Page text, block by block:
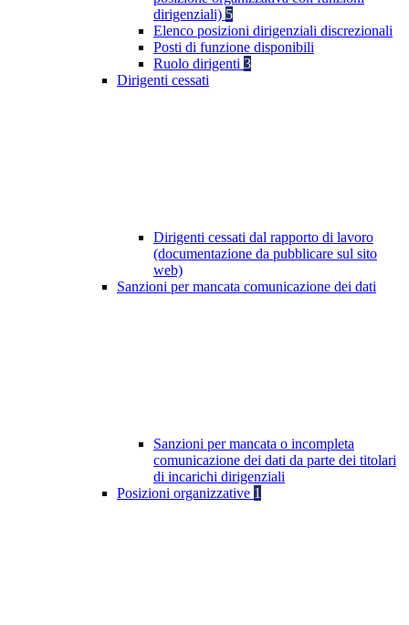
dirigenziali) 5
Elenco posizioni dirigenziali discrezionali
Posti di funzione disponibili
Ruolo dirigenti 3
Dirigenti cessati
Dirigenti cessati dal rapporto di lavoro
(documentazione da pubblicare sul sito
web)
Sanzioni per mancata comunicazione dei dati
Sanzioni per mancata o incompleta
comunicazione dei dati da parte dei titolari
di incarichi dirigenziali
Posizioni organizzative 1